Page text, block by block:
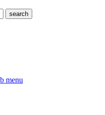
search
menu